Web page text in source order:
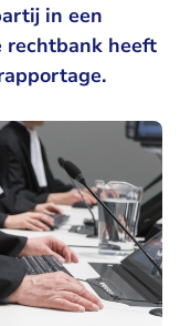
in een
rechtbank heeft